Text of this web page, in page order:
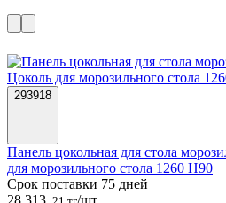
293918
Панель цокольная для стола
для морозильного стола 1260 Н90
Срок поставки 75 дней
28 313
/шт